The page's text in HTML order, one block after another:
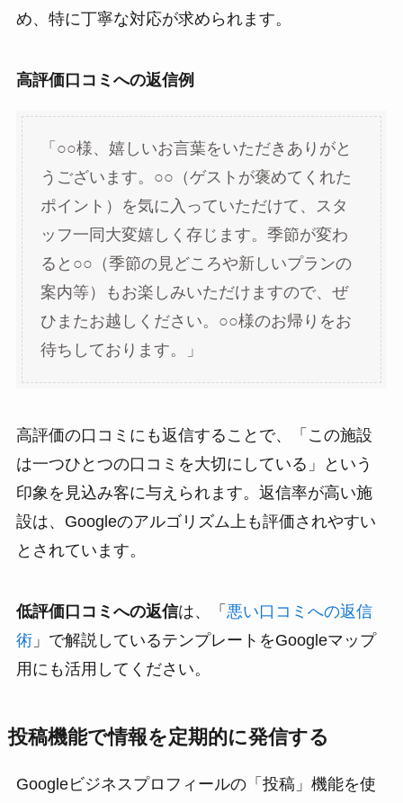
め、特に丁寧な対応が求められます。
高評価口コミへの返信例
「○○様、嬉しいお言葉をいただきありがと
うございます。○○（ゲストが褒めてくれた
ポイント）を気に入っていただけて、スタ
ッフ一同大変嬉しく存じます。季節が変わ
ると○○（季節の見どころや新しいプランの
案内等）もお楽しみいただけますので、ぜ
ひまたお越しください。○○様のお帰りをお
待ちしております。」
高評価の口コミにも返信することで、「この施設
は一つひとつの口コミを大切にしている」という
印象を見込み客に与えられます。返信率が高い施
設は、Googleのアルゴリズム上も評価されやすい
とされています。
低評価口コミへの返信は、「 悪い口コミへの返信
術」で解説しているテンプレートをGoogleマップ
用にも活用してください。
投稿機能で情報を定期的に発信する
Googleビジネスプロフィールの「投稿」機能を使